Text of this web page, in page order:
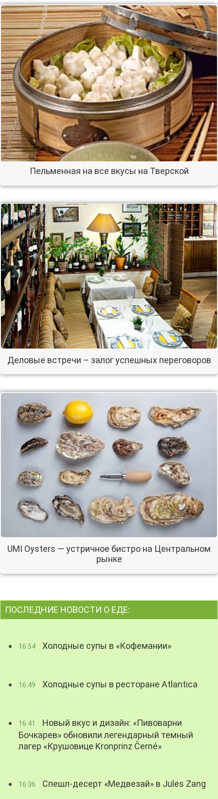
Пельменная на все вкусы на Тверской
Деловые встречи – залог успешных переговоров
UMI Oysters — устричное бистро на Центральном
рынке
ПОСЛЕДНИЕ НОВОСТИ О ЕДЕ:
16:54 Холодные супы в «Кофемании»
16:49 Холодные супы в ресторане Atlantica
16:41
Новый вкус и дизайн: «Пивоварни
Бочкарев» обновили легендарный темный
лагер «Крушовице Kronprinz Černé»
16:36 Спешл-десерт «Медвезай» в Jules Zang